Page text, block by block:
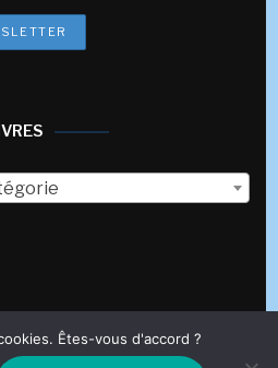
VéliplanchistesFashion Stylist |
Êtes-vous d'accord ?